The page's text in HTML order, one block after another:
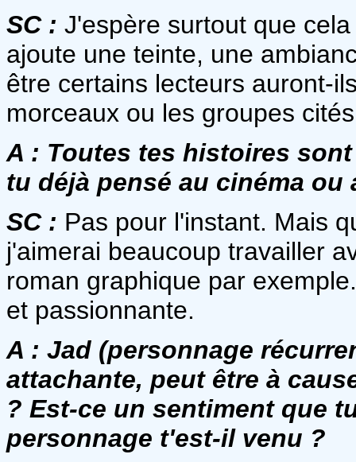
SC : J'espère surtout que
ajoute une teinte, une
être certains lecteurs auront-
morceaux ou les groupes
A : Toutes tes histoires
tu déjà pensé au cinéma ou
SC : Pas pour l'instant. Mais
j'aimerai beaucoup travailler
roman graphique par
et passionnante.
A : Jad (personnage
attachante, peut être à
? Est-ce un sentiment que
personnage t'est-il venu ?